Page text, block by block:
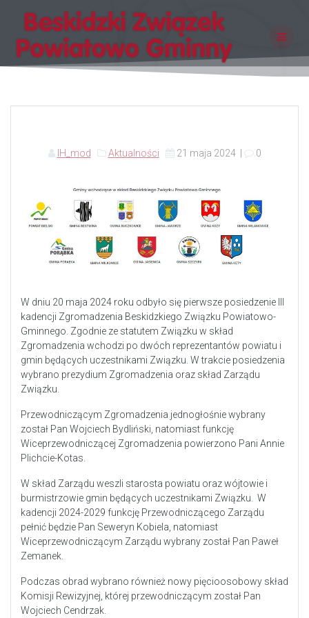
to
content
IH_mod Aktualności 21 maja 2024| 0
W dniu 20 maja 2024 roku odbyło się pierwsze posiedzenie III
kadencji Zgromadzenia Beskidzkiego Związku Powiatowo-
Gminnego. Zgodnie ze statutem Związku w skład
Zgromadzenia wchodzi po dwóch reprezentantów powiatu i
gmin będących uczestnikami Związku. W trakcie posiedzenia
wybrano prezydium Zgromadzenia oraz skład Zarządu
Związku.
Przewodniczącym Zgromadzenia jednogłośnie wybrany
został Pan Wojciech Bydliński, natomiast funkcję
Wiceprzewodniczącej Zgromadzenia powierzono Pani Annie
Plichcie-Kotas.
W skład Zarządu weszli starosta powiatu oraz wójtowie i
burmistrzowie gmin będących uczestnikami Związku. W
kadencji 2024-2029 funkcję Przewodniczącego Zarządu
pełnić będzie Pan Seweryn Kobiela, natomiast
Wiceprzewodniczącym Zarządu wybrany został Pan Paweł
Zemanek.
Podczas obrad wybrano również nowy pięcioosobowy skład
Komisji Rewizyjnej, której przewodniczącym został Pan
Wojciech Cendrzak.